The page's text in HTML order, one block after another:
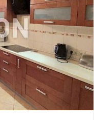
3 м - отопление
- гостевая парковка -
и водоснабжение
Это инвестиция в
чтобы отвести
или погулять в парке.
жизни, находится
10 минут
центры,
ВДНХ, Голосеевский
70000 у.е.